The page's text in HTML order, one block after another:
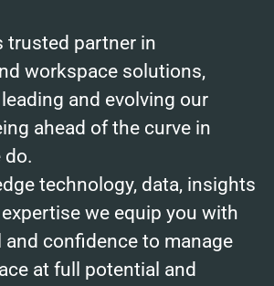
trusted partner in
workspace solutions,
and evolving our
ahead of the curve in
do.
technology, data, insights
we equip you with
and confidence to manage
at full potential and